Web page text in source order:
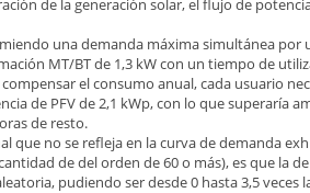
de la generación solar, el flujo de
una demanda máxima simultánea por
MT/BT de 1,3 kW con un tiempo de
compensar el consumo anual, cada usuario
de PFV de 2,1 kWp, con lo que superaría
de resto.
que no se refleja en la curva de demanda
de del orden de 60 o más), es que la
pudiendo ser desde 0 hasta 3,5 veces